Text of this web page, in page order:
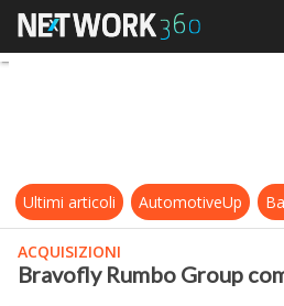
Bravofly
Ultimi articoli AutomotiveUp
ACQUISIZIONI
Bravofly Rumbo Group